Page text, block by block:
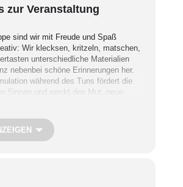
zur Veranstaltung
sind wir mit Freude und Spaß
Wir klecksen, kritzeln, matschen,
unterschiedliche Materialien
nebenbei schöne Erinnerungen her.
während des Tuns fördert die
Sinnen und weckt den Mut, neue
I: Freitag, 12./19./26. September und
– 16.00 Uhr (2-3 Jahre) und 16.15 –